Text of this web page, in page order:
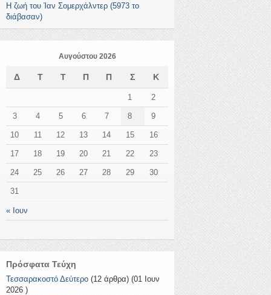
Η ζωή του Ίαν Σομερχάλντερ (5973 το
διάβασαν)
Αυγούστου 2026
Δ Τ Τ Π Π Σ Κ
« Ιουν
1 2
3 4 5 6 7 8 9
10 11 12 13 14 15 16
17 18 19 20 21 22 23
24 25 26 27 28 29 30
31
Πρόσφατα Τεύχη
Τεσσαρακοστό Δεύτερο (12 άρθρα) (01 Ιουν
2026 )